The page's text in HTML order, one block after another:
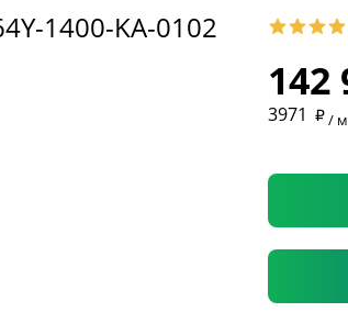
1400-KA-0102
142
3971 /
*